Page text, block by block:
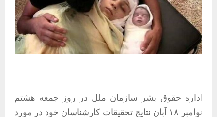
اداره حقوق بشر سازمان ملل در روز جمعه هشتم
نوامبر ۱۸ آبان نتایج تحقیقات کارشناسان خود در مورد